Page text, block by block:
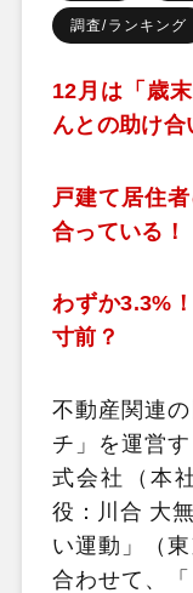
調査/ランキング
12月は「歳
んとの助け合
戸建て居住
合っている！
わずか3.3%
寸前？
不動産関連
チ」を運営
式会社（本
役：川合 大
い運動」（
合わせて、